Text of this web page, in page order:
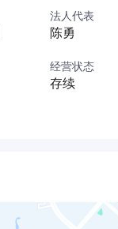
法人代表
陈勇
经营状态
存续